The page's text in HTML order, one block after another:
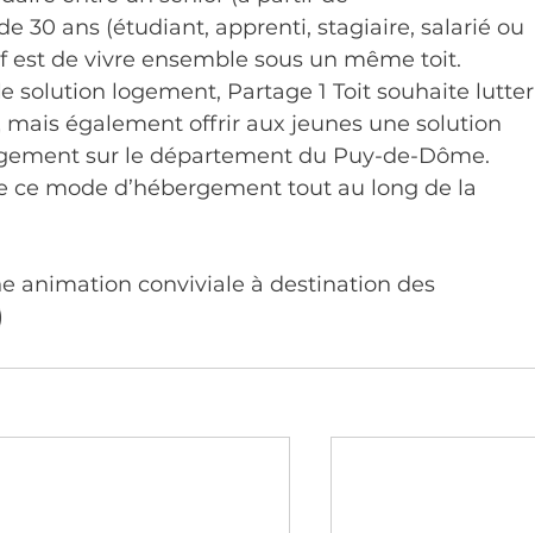
30 ans (étudiant, apprenti, stagiaire, salarié ou
est de vivre ensemble sous un même toit.
solution logement, Partage 1 Toit souhaite lutter
mais également offrir aux jeunes une solution
sur le département du Puy-de-Dôme.
ce mode d’hébergement tout au long de la
animation conviviale à destination des